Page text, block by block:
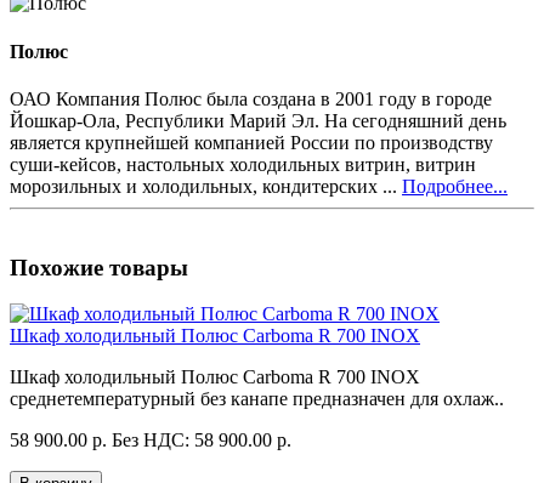
Полюс
ОАО Компания Полюс была создана в 2001 году в городе
Йошкар-Ола, Республики Марий Эл. На сегодняшний день
является крупнейшей компанией России по производству
суши-кейсов, настольных холодильных витрин, витрин
морозильных и холодильных, кондитерских ... Подробнее...
Похожие товары
Шкаф холодильный Полюс Carboma R 700 INOX
Шкаф холодильный Полюс Carboma R 700 INOX
среднетемпературный без канапе предназначен для охлаж..
58 900.00 р. Без НДС: 58 900.00 р.